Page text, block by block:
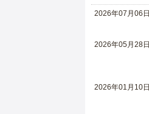
2026年07月06日
2026年05月28日
2026年01月10日